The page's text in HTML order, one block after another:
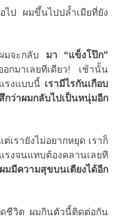
ป ผมขึ้นไปปล้ำเมียที่ยัง
มจะกลับ มา “แข็งโป๊ก”
กมาเลยทีเดียว! เช้านั้น
รงแบบนี้ เรามีไรกันเกือบ
ว่าผมกลับไปเป็นหนุ่มอีก
เรายังไม่อยากหยุด เราก็
งจนแทบต้องคลานเลยที
มมีความสุขบนเตียงได้อีก
ชีวิต ผมกินตัวนี้ติดต่อกัน